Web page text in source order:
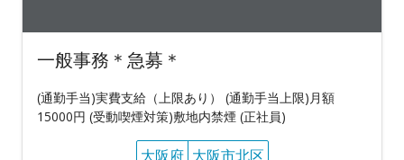
一般事務＊急募＊
(通勤手当)実費支給（上限あり） (通勤手当上限)月額
15000円 (受動喫煙対策)敷地内禁煙 (正社員)
大阪府 大阪市北区